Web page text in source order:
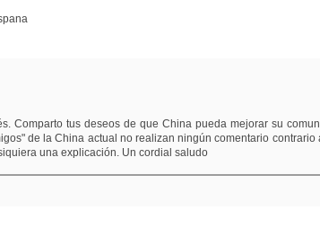
Comparto tus deseos de que China pueda mejorar su
de la China actual no realizan ningún comentario contrario
una explicación. Un cordial saludo